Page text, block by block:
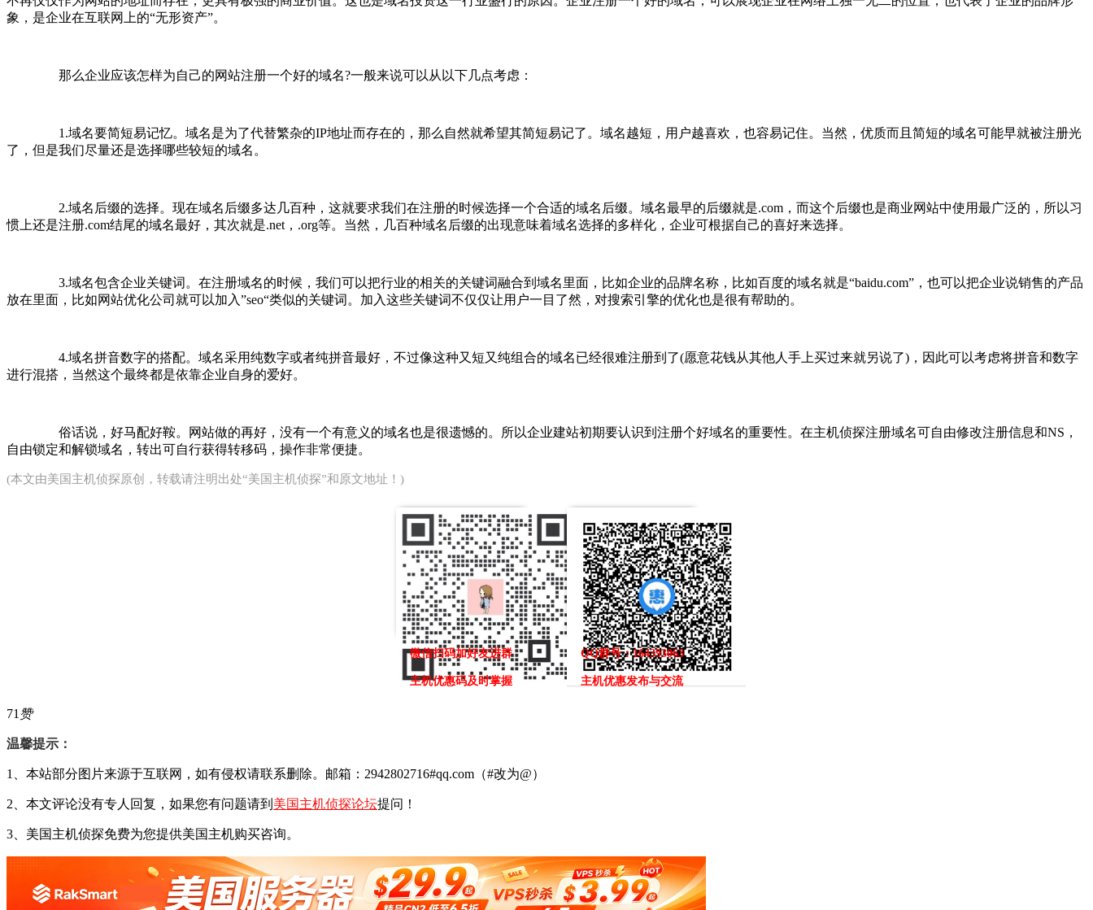
象，是企业在互联网上的“无形资产”。
那么企业应该怎样为自己的网站注册一个好的域名?一般来说可以从以下几点考虑：
1.域名要简短易记忆。域名是为了代替繁杂的IP地址而存在的，那么自然就希望其简短易记了。域名越短，用户越喜欢，也容易记住。当然，优质而且简短的域名可能早就被注册光
了，但是我们尽量还是选择哪些较短的域名。
2.域名后缀的选择。现在域名后缀多达几百种，这就要求我们在注册的时候选择一个合适的域名后缀。域名最早的后缀就是.com，而这个后缀也是商业网站中使用最广泛的，所以习
惯上还是注册.com结尾的域名最好，其次就是.net，.org等。当然，几百种域名后缀的出现意味着域名选择的多样化，企业可根据自己的喜好来选择。
3.域名包含企业关键词。在注册域名的时候，我们可以把行业的相关的关键词融合到域名里面，比如企业的品牌名称，比如百度的域名就是“baidu.com”，也可以把企业说销售的产品
放在里面，比如网站优化公司就可以加入”seo“类似的关键词。加入这些关键词不仅仅让用户一目了然，对搜索引擎的优化也是很有帮助的。
4.域名拼音数字的搭配。域名采用纯数字或者纯拼音最好，不过像这种又短又纯组合的域名已经很难注册到了(愿意花钱从其他人手上买过来就另说了)，因此可以考虑将拼音和数字
进行混搭，当然这个最终都是依靠企业自身的爱好。
俗话说，好马配好鞍。网站做的再好，没有一个有意义的域名也是很遗憾的。所以企业建站初期要认识到注册个好域名的重要性。在主机侦探注册域名可自由修改注册信息和NS，
自由锁定和解锁域名，转出可自行获得转移码，操作非常便捷。
(本文由美国主机侦探原创，转载请注明出处“美国主机侦探”和原文地址！)
微信扫码加好友进群
主机优惠码及时掌握
QQ群号：164393063
主机优惠发布与交流
71 赞
温馨提示：
1、本站部分图片来源于互联网，如有侵权请联系删除。邮箱：2942802716#qq.com（#改为@）
2、本文评论没有专人回复，如果您有问题请到 美国主机侦探论坛提问！
3、美国主机侦探免费为您提供美国主机购买咨询。